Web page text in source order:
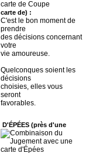
carte de) :
C'est le bon moment de
prendre
des décisions concernant
votre
vie amoureuse.
Quelconques soient les
décisions
choisies, elles vous
seront
favorables.
D'ÉPÉES (près d'une